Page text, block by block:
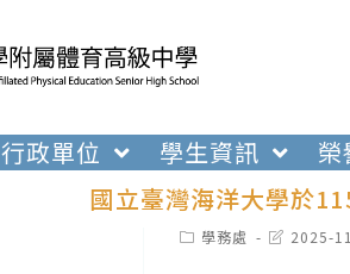
行政單位 學生資訊 榮
國立臺灣海洋大學於
Post學務處
Post2025-